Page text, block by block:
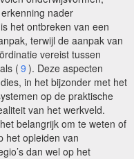
nader
het ontbreken van een
terwijl de aanpak van
vereist tussen
( 9 ). Deze aspecten
in het bijzonder met het
op de praktische
van het werkveld.
belangrijk om te weten of
het opleiden van
dan wel op het